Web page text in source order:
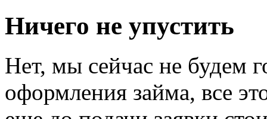
Ничего не упустить
Нет, мы сейчас не будем
оформления займа, все